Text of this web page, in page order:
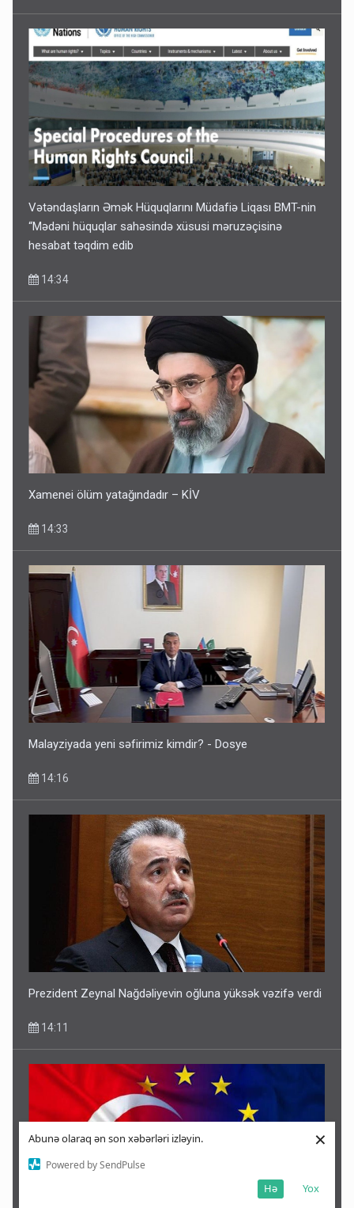
Abunə olaraq ən son xəbərləri izləyin.
Powered by SendPulse
Yox
Hə
×
Vətəndaşların Əmək Hüquqlarını Müdafiə Liqası BMT-nin
“Mədəni hüquqlar sahəsində xüsusi məruzəçisinə
hesabat təqdim edib
14:34
Xamenei ölüm yatağındadır – KİV
14:33
Malayziyada yeni səfirimiz kimdir? - Dosye
14:16
Prezident Zeynal Nağdəliyevin oğluna yüksək vəzifə verdi
14:11